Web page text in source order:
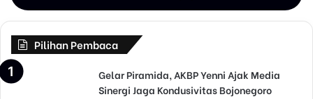
Pilihan Pembaca
Gelar Piramida, AKBP Yenni Ajak Media
Sinergi Jaga Kondusivitas Bojonegoro